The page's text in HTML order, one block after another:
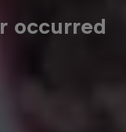
occurred